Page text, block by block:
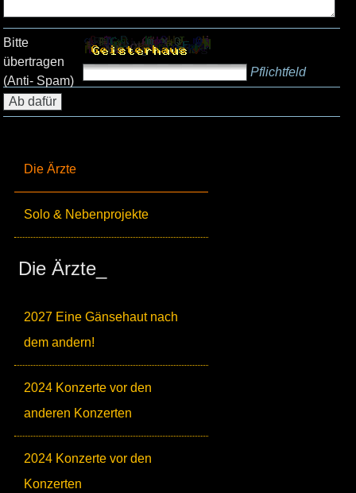
Die Ärzte
Solo & Nebenprojekte
Die Ärzte_
2027 Eine Gänsehaut nach
dem andern!
2024 Konzerte vor den
anderen Konzerten
2024 Konzerte vor den
Konzerten
Bitte
übertragen
(Anti- Spam)
Pflichtfeld